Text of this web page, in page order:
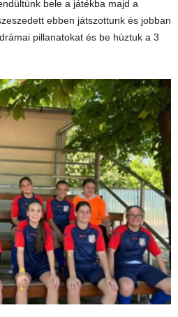
bele a játékba majd a
ebben játszottunk és jobban
pillanatokat és be húztuk a 3